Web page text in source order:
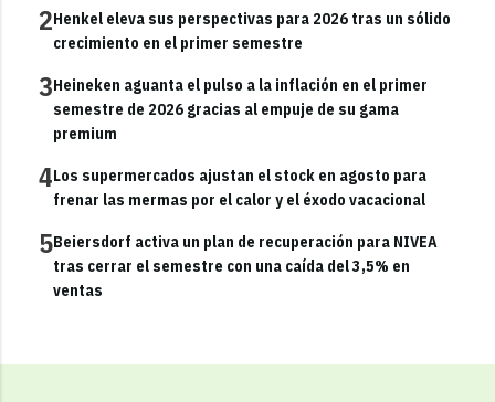
2Henkel eleva sus perspectivas para 2026 tras un sólido
crecimiento en el primer semestre
3Heineken aguanta el pulso a la inflación en el primer
semestre de 2026 gracias al empuje de su gama
premium
4Los supermercados ajustan el stock en agosto para
frenar las mermas por el calor y el éxodo vacacional
5Beiersdorf activa un plan de recuperación para NIVEA
tras cerrar el semestre con una caída del 3,5% en
ventas